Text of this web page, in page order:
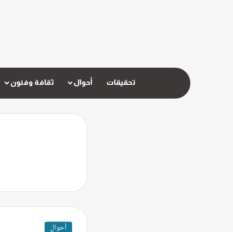
تحقيقات أحوال ثقافة وفنون
أحوال